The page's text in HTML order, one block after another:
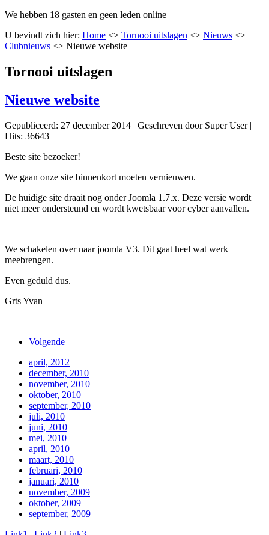
We hebben 18 gasten en geen leden online
U bevindt zich hier: Home <> Tornooi uitslagen <> Nieuws <>
Clubnieuws <> Nieuwe website
Tornooi uitslagen
Nieuwe website
Gepubliceerd: 27 december 2014 | Geschreven door Super User|
Hits: 36643
Beste site bezoeker!
We gaan onze site binnenkort moeten vernieuwen.
De huidige site draait nog onder Joomla 1.7.x. Deze versie wordt
niet meer ondersteund en wordt kwetsbaar voor cyber aanvallen.
We schakelen over naar joomla V3. Dit gaat heel wat werk
meebrengen.
Even geduld dus.
Grts Yvan
Volgende
april, 2012
december, 2010
november, 2010
oktober, 2010
september, 2010
juli, 2010
juni, 2010
mei, 2010
april, 2010
maart, 2010
februari, 2010
januari, 2010
november, 2009
oktober, 2009
september, 2009